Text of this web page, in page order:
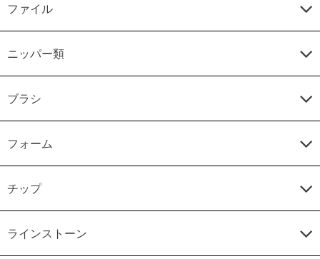
ファイル
ニッパー類
ブラシ
フォーム
チップ
ラインストーン